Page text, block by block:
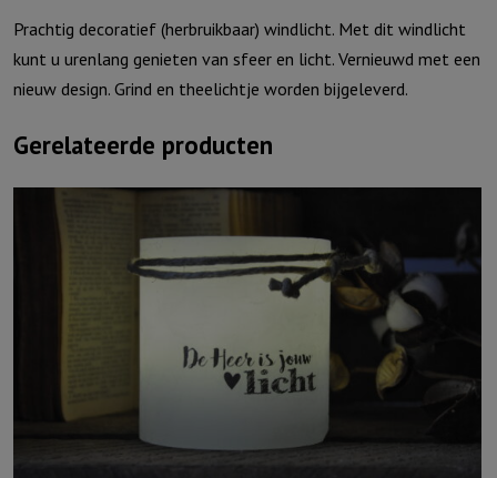
Prachtig decoratief (herbruikbaar) windlicht. Met dit windlicht
kunt u urenlang genieten van sfeer en licht. Vernieuwd met een
nieuw design. Grind en theelichtje worden bijgeleverd.
Gerelateerde producten